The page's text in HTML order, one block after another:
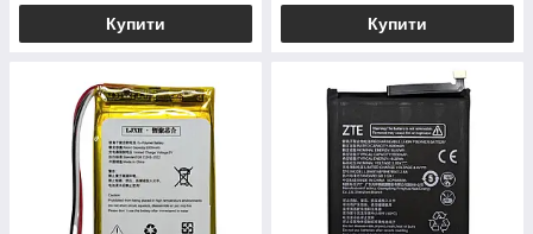
Купити Купити